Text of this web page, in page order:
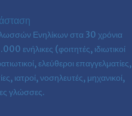
Ενηλίκων στα 30 χρόνια
ενήλικες (φοιτητές, ιδιωτικοί
ελεύθεροι επαγγελματίες,
ιατροί, νοσηλευτές, μηχανικοί,
γλώσσες.